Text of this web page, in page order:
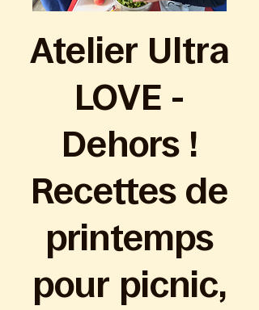
Atelier Ultra
LOVE -
Dehors !
Recettes de
printemps
pour picnic,